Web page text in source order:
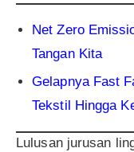
Net Zero
Tangan Kita
Gelapnya Fast
Tekstil Hingga
Lulusan jurusan